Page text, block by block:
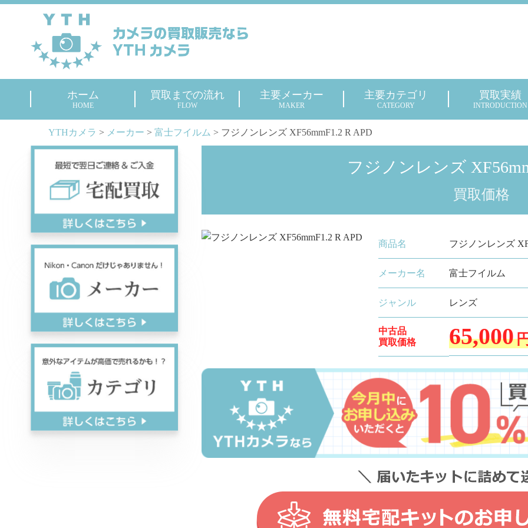
ホーム
HOME
買取までの流れ
FLOW
主要メーカー
MAKER
主要カテゴリ
CATEGORY
買取実績
INTRODUCTION
YTHカメラ > メーカー > 富士フイルム > フジノンレンズ XF56mmF1.2 R APD
フジノンレンズ
買取価格
商品名 フジノンレンズ
メーカー名 富士フイルム
ジャンル レンズ
中古品
買取価格
65,000